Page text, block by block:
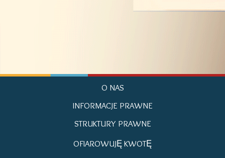
O NAS
INFORMACJE PRAWNE
STRUKTURY PRAWNE
OFIAROWUJĘ KWOTĘ